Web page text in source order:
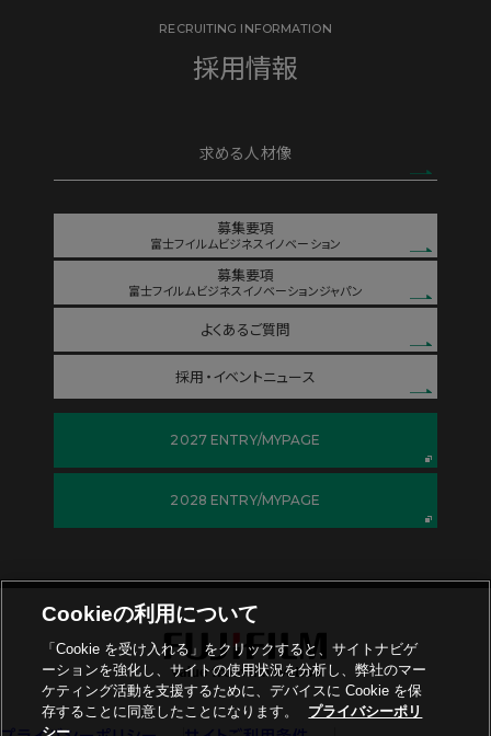
RECRUITING INFORMATION
採用情報
求める人材像
募集要項
富士フイルムビジネスイノベーション
募集要項
富士フイルムビジネスイノベーションジャパン
よくあるご質問
採用・イベントニュース
2027 ENTRY/MYPAGE
2028 ENTRY/MYPAGE
フッター
Cookieの利用について
「Cookie を受け入れる」をクリックすると、サイトナビゲ
ーションを強化し、サイトの使用状況を分析し、弊社のマー
ケティング活動を支援するために、デバイスに Cookie を保
存することに同意したことになります。
プライバシーポリ
シー